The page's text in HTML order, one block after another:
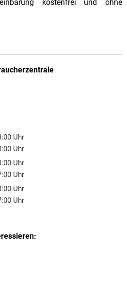
kostenfrei und ohne
Uhr
bis 13:00 Uhr
Uhr
bis 18:00 Uhr
Uhr
bis 13:00 Uhr
Uhr
bis 17:00 Uhr
Uhr
bis 13:00 Uhr
Uhr